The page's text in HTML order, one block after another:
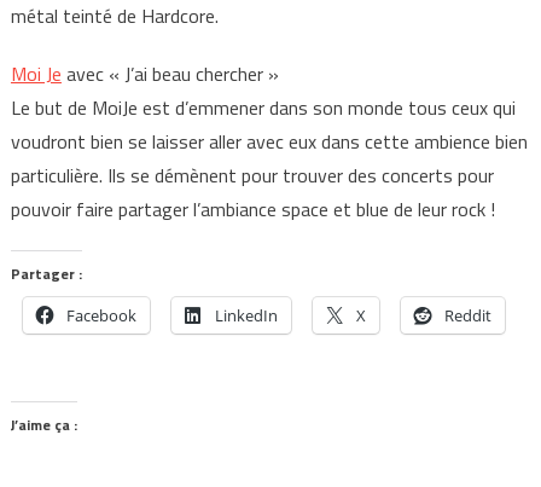
métal teinté de Hardcore.
Moi Je avec « J’ai beau chercher »
Le but de MoiJe est d’emmener dans son monde tous ceux qui
voudront bien se laisser aller avec eux dans cette ambience bien
particulière. Ils se démènent pour trouver des concerts pour
pouvoir faire partager l’ambiance space et blue de leur rock !
Partager :
Facebook LinkedIn X Reddit
J’aime ça :